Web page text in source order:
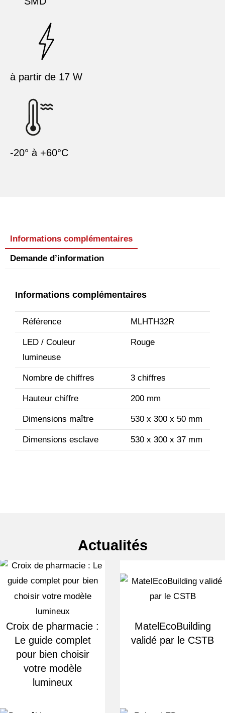
à partir de 17 W
-20° à +60°C
Informations complémentaires
Demande d’information
Informations complémentaires
Référence MLHTH32R
LED / Couleur
lumineuse
Rouge
Nombre de chiffres 3 chiffres
Hauteur chiffre 200 mm
Dimensions maître 530 x 300 x 50 mm
Dimensions esclave 530 x 300 x 37 mm
Actualités
Croix de pharmacie :
Le guide complet
pour bien choisir
votre modèle
lumineux
MatelEcoBuilding
validé par le CSTB